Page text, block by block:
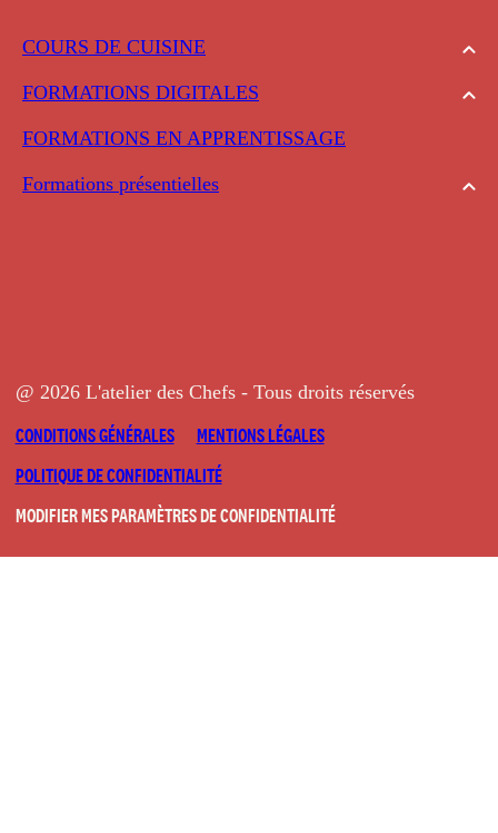
COURS DE CUISINE
FORMATIONS DIGITALES
FORMATIONS EN APPRENTISSAGE
Formations présentielles
@ 2026 L'atelier des Chefs - Tous droits réservés
CONDITIONS GÉNÉRALES
MENTIONS LÉGALES
POLITIQUE DE CONFIDENTIALITÉ
MODIFIER MES PARAMÈTRES DE CONFIDENTIALITÉ